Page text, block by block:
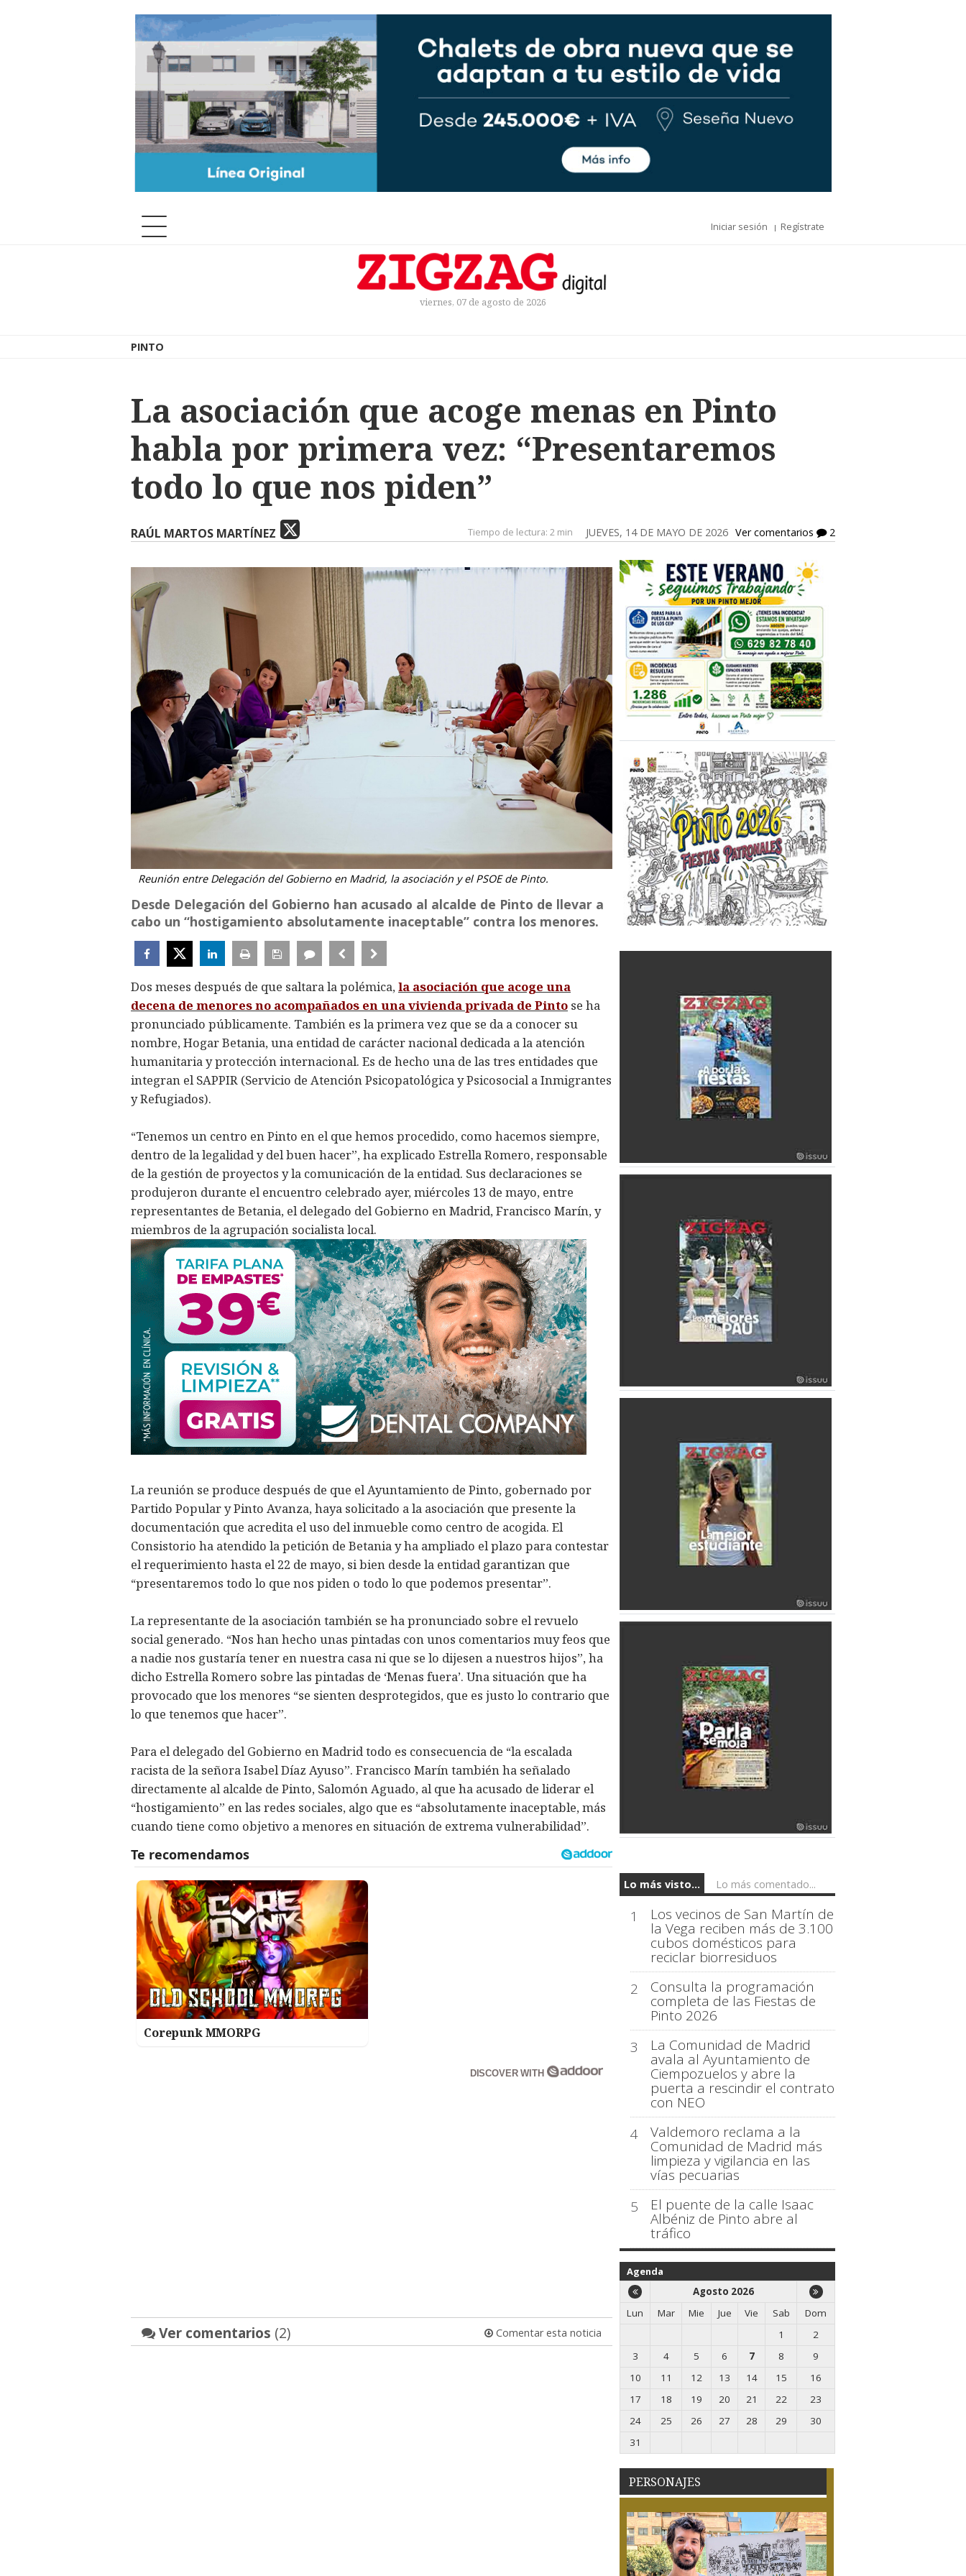
Iniciar sesión Regístrate
viernes, 07 de agosto de 2026
PINTO
La asociación que acoge menas en Pinto
habla por primera vez: “Presentaremos
todo lo que nos piden”
RAÚL MARTOS MARTÍNEZ Ver comentarios 2
JUEVES, 14 DE MAYO DE 2026
Tiempo de lectura: 2 min
Reunión entre Delegación del Gobierno en Madrid, la asociación y el PSOE de Pinto.
Desde Delegación del Gobierno han acusado al alcalde de Pinto de llevar a
cabo un “hostigamiento absolutamente inaceptable” contra los menores.
Dos meses después de que saltara la polémica,la asociación que acoge una
decena de menores no acompañados en una vivienda privada de Pinto se ha
pronunciado públicamente. También es la primera vez que se da a conocer su
nombre, Hogar Betania, una entidad de carácter nacional dedicada a la atención
humanitaria y protección internacional. Es de hecho una de las tres entidades que
integran el SAPPIR (Servicio de Atención Psicopatológica y Psicosocial a Inmigrantes
y Refugiados).
“Tenemos un centro en Pinto en el que hemos procedido, como hacemos siempre,
dentro de la legalidad y del buen hacer”, ha explicado Estrella Romero, responsable
de la gestión de proyectos y la comunicación de la entidad. Sus declaraciones se
produjeron durante el encuentro celebrado ayer, miércoles 13 de mayo, entre
representantes de Betania, el delegado del Gobierno en Madrid, Francisco Marín, y
miembros de la agrupación socialista local.
La reunión se produce después de que el Ayuntamiento de Pinto, gobernado por
Partido Popular y Pinto Avanza, haya solicitado a la asociación que presente la
documentación que acredita el uso del inmueble como centro de acogida. El
Consistorio ha atendido la petición de Betania y ha ampliado el plazo para contestar
el requerimiento hasta el 22 de mayo, si bien desde la entidad garantizan que
“presentaremos todo lo que nos piden o todo lo que podemos presentar”.
La representante de la asociación también se ha pronunciado sobre el revuelo
social generado. “Nos han hecho unas pintadas con unos comentarios muy feos que
a nadie nos gustaría tener en nuestra casa ni que se lo dijesen a nuestros hijos”, ha
dicho Estrella Romero sobre las pintadas de ‘Menas fuera’. Una situación que ha
provocado que los menores “se sienten desprotegidos, que es justo lo contrario que
lo que tenemos que hacer”.
Para el delegado del Gobierno en Madrid todo es consecuencia de “la escalada
racista de la señora Isabel Díaz Ayuso”. Francisco Marín también ha señalado
directamente al alcalde de Pinto, Salomón Aguado, al que ha acusado de liderar el
“hostigamiento” en las redes sociales, algo que es “absolutamente inaceptable, más
cuando tiene como objetivo a menores en situación de extrema vulnerabilidad”.
Corepunk MMORPG
DISCOVER WITH
Ver comentarios (2) Comentar esta noticia
Lo más visto... Lo más comentado...
1 Los vecinos de San Martín de
la Vega reciben más de 3.100
cubos domésticos para
reciclar biorresiduos
2
Consulta la programación
completa de las Fiestas de
Pinto 2026
3
La Comunidad de Madrid
avala al Ayuntamiento de
Ciempozuelos y abre la
puerta a rescindir el contrato
con NEO
4
Valdemoro reclama a la
Comunidad de Madrid más
limpieza y vigilancia en las
vías pecuarias
5
El puente de la calle Isaac
Albéniz de Pinto abre al
tráfico
Agenda
Agosto 2026
Lun
Mar Mie Jue Vie Sab
Dom
1
2
3
4 5 6 7 8
9
10
11 12 13 14 15
16
17
18 19 20 21 22
23
24
25 26 27 28 29
30
31
PERSONAJES